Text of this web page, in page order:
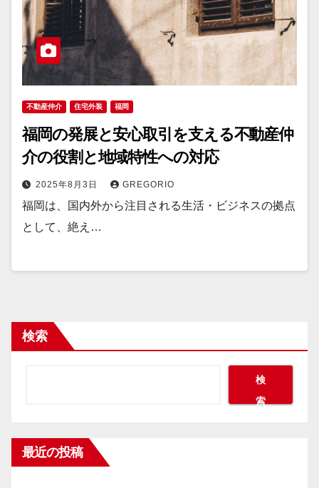
不動産仲介 住宅外装 福岡
福岡の発展と安心取引を支える不動産仲
介の役割と地域特性への対応
2025年8月3日 GREGORIO
福岡は、国内外から注目される生活・ビジネスの拠点
として、絶え…
検索
検
索
最近の投稿